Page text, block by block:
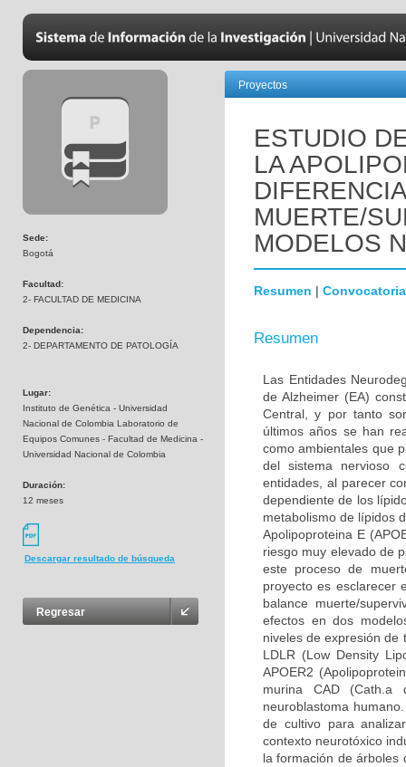
Sede:
Bogotá
Facultad:
2- FACULTAD DE MEDICINA
Dependencia:
2- DEPARTAMENTO DE PATOLOGÍA
Lugar:
Instituto de Genética - Universidad
Nacional de Colombia Laboratorio de
Equipos Comunes - Facultad de Medicina -
Universidad Nacional de Colombia
Duración:
12 meses
Descargar resultado de búsqueda
Regresar
Proyectos
ESTUDIO
LA
MUERTE/
MODELOS
Resumen | Convocatoria
Resumen
Las Entidades
de Alzheimer (EA)
Central, y por tanto
últimos años se han
como ambientales que
del sistema nervioso
entidades, al parecer
dependiente de los
metabolismo de lípidos
Apolipoproteina E
riesgo muy elevado de
este proceso de
proyecto es esclarecer
balance muerte/
efectos en dos
niveles de expresión de
LDLR (Low Density
APOER2
murina CAD (Cath.a
neuroblastoma
de cultivo para
contexto neurotóxico
la formación de árboles